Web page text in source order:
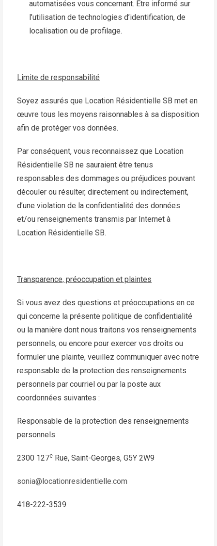
automatisées vous concernant. Être informé sur
l’utilisation de technologies d’identification, de
localisation ou de profilage.
Limite de responsabilité
Soyez assurés que Location Résidentielle SB met en
œuvre tous les moyens raisonnables à sa disposition
afin de protéger vos données.
Par conséquent, vous reconnaissez que Location
Résidentielle SB ne sauraient être tenus
responsables des dommages ou préjudices pouvant
découler ou résulter, directement ou indirectement,
d’une violation de la confidentialité des données
et/ou renseignements transmis par Internet à
Location Résidentielle SB.
Transparence, préoccupation et plaintes
Si vous avez des questions et préoccupations en ce
qui concerne la présente politique de confidentialité
ou la manière dont nous traitons vos renseignements
personnels, ou encore pour exercer vos droits ou
formuler une plainte, veuillez communiquer avec notre
responsable de la protection des renseignements
personnels par courriel ou par la poste aux
coordonnées suivantes :
Responsable de la protection des renseignements
personnels
2300 127e Rue, Saint-Georges, G5Y 2W9
sonia@locationresidentielle.com
418-222-3539